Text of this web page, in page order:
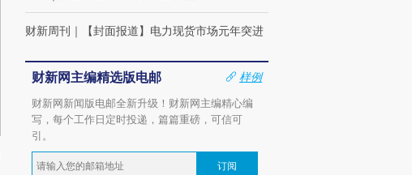
财新周刊 ｜ 【封面报道】电力现货市场元年突进
财新网主编精选版电邮
样例
财新网新闻版电邮全新升级！财新网主编精心编
写，每个工作日定时投递，篇篇重磅，可信可
引。
订阅